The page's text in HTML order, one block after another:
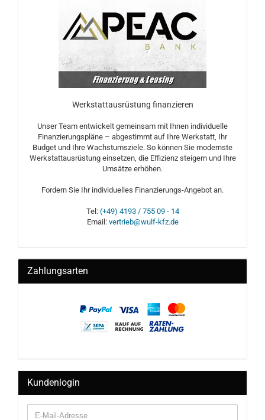
Werkstattausrüstung finanzieren
Unser Team entwickelt gemeinsam mit Ihnen individuelle
Finanzierungspläne – abgestimmt auf Ihre Werkstatt, Ihr
Budget und Ihre Wachstumsziele. So können Sie modernste
Werkstattausrüstung einsetzen, die Effizienz steigern und Ihre
Umsätze erhöhen.
Fordern Sie Ihr individuelles Finanzierungs-Angebot an.
Tel: (+49) 4193 / 755 09 - 14
Email: vertrieb@wulf-kfz.de
Zahlungsarten
Kundenlogin